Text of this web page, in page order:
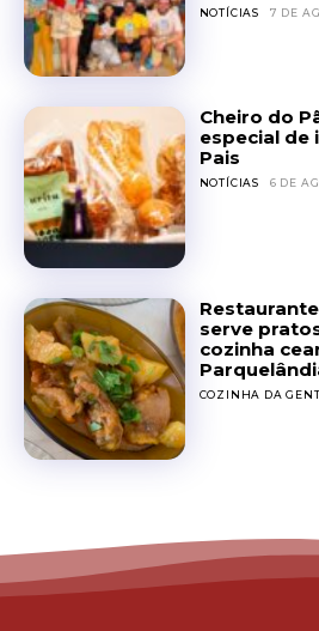
NOTÍCIAS 7 DE
Cheiro do
especial de
Pais
NOTÍCIAS 6 DE
serve
cozinha
COZINHA DA